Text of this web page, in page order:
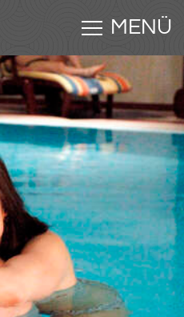
MENÜ